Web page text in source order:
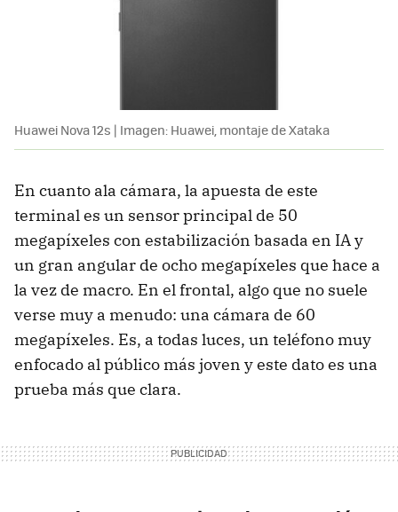
Huawei Nova 12s | Imagen: Huawei, montaje de Xataka
En cuanto ala cámara, la apuesta de este
terminal es un sensor principal de 50
megapíxeles con estabilización basada en IA y
un gran angular de ocho megapíxeles que hace a
la vez de macro. En el frontal, algo que no suele
verse muy a menudo: una cámara de 60
megapíxeles. Es, a todas luces, un teléfono muy
enfocado al público más joven y este dato es una
prueba más que clara.